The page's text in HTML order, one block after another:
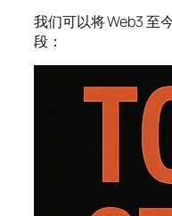
我们可以将 Web3 至
段：